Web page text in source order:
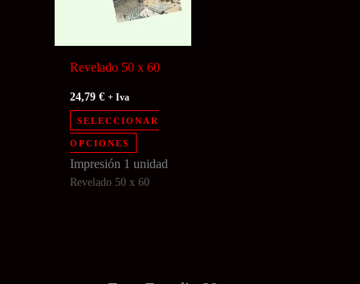
Revelado 50 x 60
24,79€ + Iva
SELECCIONAR
OPCIONES
producto
tiene
Impresión 1 unidad
Revelado 50 x 60